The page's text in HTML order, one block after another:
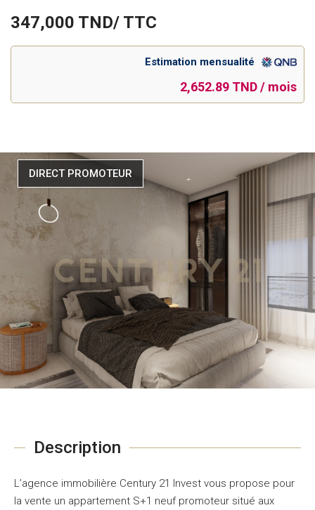
347,000 TND/ TTC
Estimation mensualité
2,652.89 TND / mois
DIRECT PROMOTEUR
Description
L’agence immobilière Century 21 Invest vous propose pour
la vente un appartement S+1 neuf promoteur situé aux